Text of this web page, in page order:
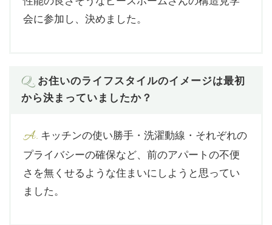
会に参加し、決めました。
Q. お住いのライフスタイルのイメージは最初
から決まっていましたか？
A. キッチンの使い勝手・洗濯動線・それぞれの
プライバシーの確保など、前のアパートの不便
さを無くせるような住まいにしようと思ってい
ました。